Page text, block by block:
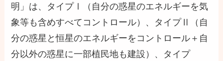
明」は、タイプⅠ（自分の惑星のエネルギーを気
象等も含めすべてコントロール）、タイプⅡ（自
分の惑星と恒星のエネルギーをコントロール＋自
分以外の惑星に一部植民地も建設）、タイプ